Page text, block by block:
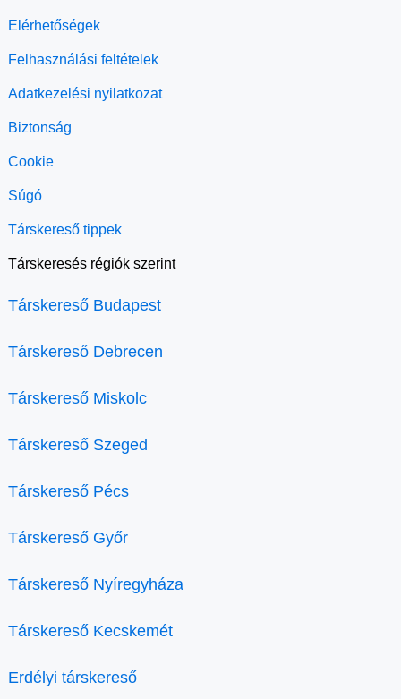
Elérhetőségek
Felhasználási feltételek
Adatkezelési nyilatkozat
Biztonság
Cookie
Súgó
Társkereső tippek
Társkeresés régiók szerint
Társkereső Budapest
Társkereső Debrecen
Társkereső Miskolc
Társkereső Szeged
Társkereső Pécs
Társkereső Győr
Társkereső Nyíregyháza
Társkereső Kecskemét
Erdélyi társkereső